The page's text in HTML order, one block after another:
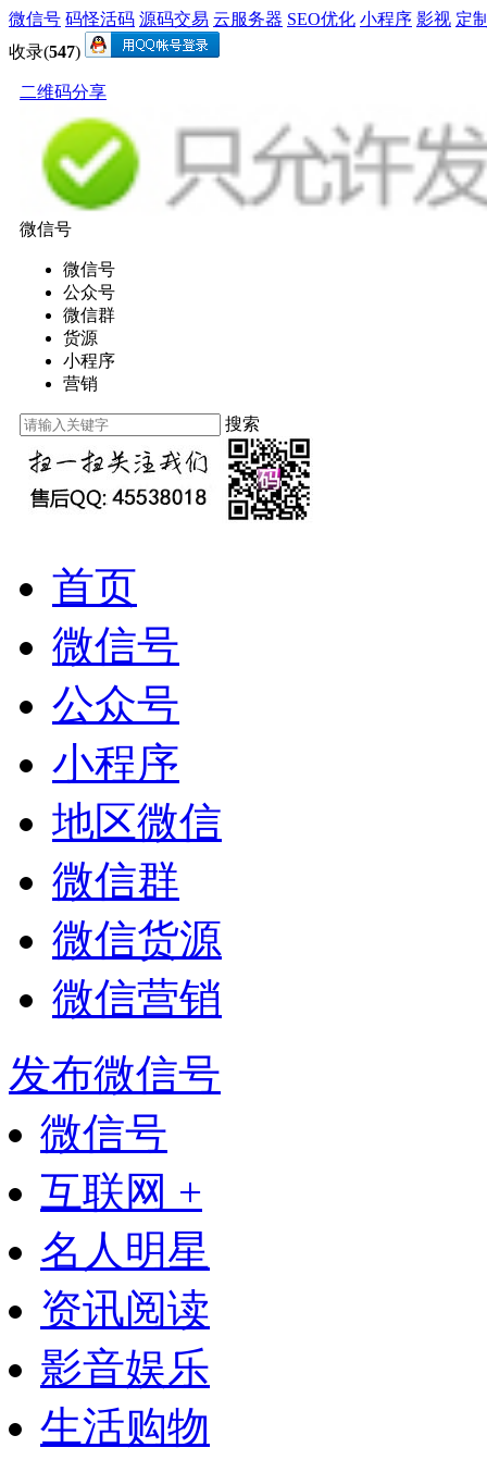
微信号 码怪活码 源码交易 云服务器 SEO优化 小程序 影视 定
收录(547)
二维码分享
微信号
微信号
公众号
微信群
货源
小程序
营销
搜索
首页
微信号
公众号
小程序
地区微信
微信群
微信货源
微信营销
发布微信号
微信号
互联网 +
名人明星
资讯阅读
影音娱乐
生活购物